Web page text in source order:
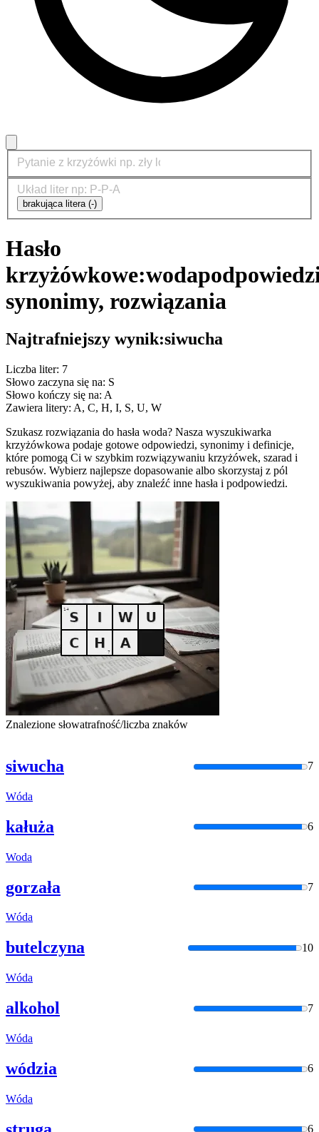
brakująca litera (-)
Hasło
krzyżówkowe:woda
synonimy, rozwiązania
Najtrafniejszy wynik:siwucha
Liczba liter: 7
Słowo zaczyna się na: S
Słowo kończy się na: A
Zawiera litery: A, C, H, I, S, U, W
Szukasz rozwiązania do hasła woda? Nasza wyszukiwarka
krzyżówkowa podaje gotowe odpowiedzi, synonimy i definicje,
które pomogą Ci w szybkim rozwiązywaniu krzyżówek, szarad i
rebusów. Wybierz najlepsze dopasowanie albo skorzystaj z pól
wyszukiwania powyżej, aby znaleźć inne hasła i podpowiedzi.
Znalezione słowatrafność/liczba znaków
siwucha 7
Wóda
kałuża 6
Woda
gorzała 7
Wóda
butelczyna 10
Wóda
alkohol 7
Wóda
wódzia 6
Wóda
6